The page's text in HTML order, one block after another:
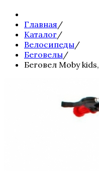
Главная /
Каталог /
Велосипеды/
Беговелы/
Беговел Moby